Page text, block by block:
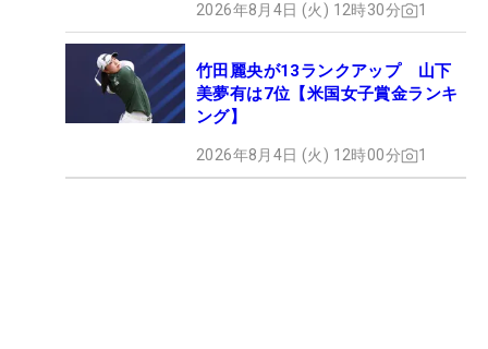
2026年8月4日 (火) 12時30分 1
竹田麗央が13ランクアップ 山下
美夢有は7位【米国女子賞金ランキ
ング】
2026年8月4日 (火) 12時00分 1